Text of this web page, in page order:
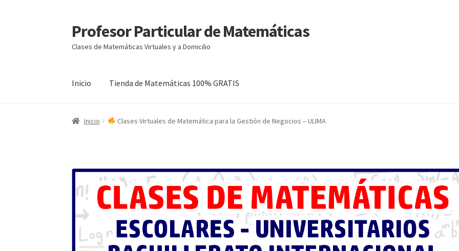
Ir
a
la
Ir
al
contenido
Profesor Particular de Matemáticas
Clases de Matemáticas Virtuales y a Domicilio
Inicio Tienda de Matemáticas 100% GRATIS
Inicio Clases Virtuales de Matemática para la Gestión de Negocios – ULIMA